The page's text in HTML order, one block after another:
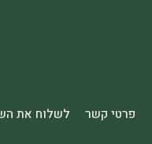
פרטי קשר לשלוח את